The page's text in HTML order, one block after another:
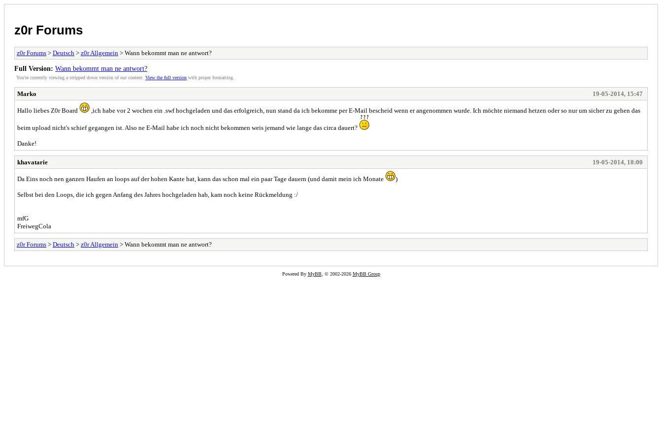
z0r Forums
z0r Forums > Deutsch > z0r Allgemein > Wann bekommt man ne antwort?
Full Version: Wann bekommt man ne antwort?
You're currently viewing a stripped down version of our content. View the full version with proper formatting.
Marko 19-05-2014, 15:47
Hallo liebes Z0r Board ,ich habe vor 2 wochen ein .swf hochgeladen und das erfolgreich, nun stand da ich bekomme per E-Mail bescheid wenn er angenommen wurde. Ich möchte niemand hetzen oder so nur um sicher zu gehen das
beim upload nicht's schief gegangen ist. Also ne E-Mail habe ich noch nicht bekommen weis jemand wie lange das circa dauert?
Danke!
khavatarie 19-05-2014, 18:00
Da Eins noch nen ganzen Haufen an loops auf der hohen Kante hat, kann das schon mal ein paar Tage dauern (und damit mein ich Monate )
Selbst bei den Loops, die ich gegen Anfang des Jahres hochgeladen hab, kam noch keine Rückmeldung :/
mfG
FreiwegCola
z0r Forums > Deutsch > z0r Allgemein > Wann bekommt man ne antwort?
Powered By MyBB, © 2002-2026 MyBB Group